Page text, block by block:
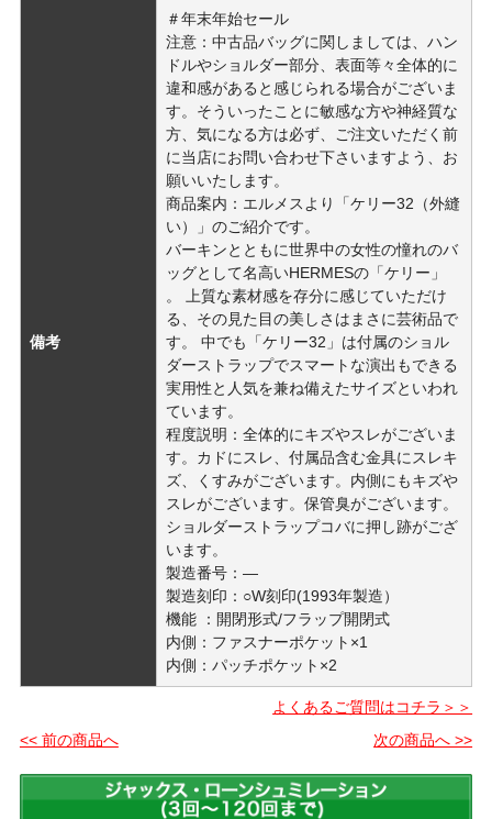
備考
＃年末年始セール
注意：中古品バッグに関しましては、ハン
ドルやショルダー部分、表面等々全体的に
違和感があると感じられる場合がございま
す。そういったことに敏感な方や神経質な
方、気になる方は必ず、ご注文いただく前
に当店にお問い合わせ下さいますよう、お
願いいたします。
商品案内：エルメスより「ケリー32（外縫
い）」のご紹介です。
バーキンとともに世界中の女性の憧れのバ
ッグとして名高いHERMESの「ケリー」
。 上質な素材感を存分に感じていただけ
る、その見た目の美しさはまさに芸術品で
す。 中でも「ケリー32」は付属のショル
ダーストラップでスマートな演出もできる
実用性と人気を兼ね備えたサイズといわれ
ています。
程度説明：全体的にキズやスレがございま
す。カドにスレ、付属品含む金具にスレキ
ズ、くすみがございます。内側にもキズや
スレがございます。保管臭がございます。
ショルダーストラップコバに押し跡がござ
います。
製造番号：―
製造刻印：○W刻印(1993年製造）
機能 ：開閉形式/フラップ開閉式
内側：ファスナーポケット×1
内側：パッチポケット×2
よくあるご質問はコチラ＞＞
<< 前の商品へ
次の商品へ >>